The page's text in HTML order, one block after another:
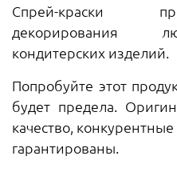
Спрей-краски
декорирования
кондитерских изделий.
Попробуйте этот
будет предела.
качество,
гарантированы.